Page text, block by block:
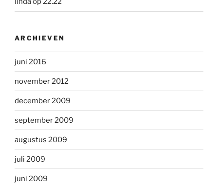
ARCHIEVEN
juni 2016
november 2012
december 2009
september 2009
augustus 2009
juli 2009
juni 2009